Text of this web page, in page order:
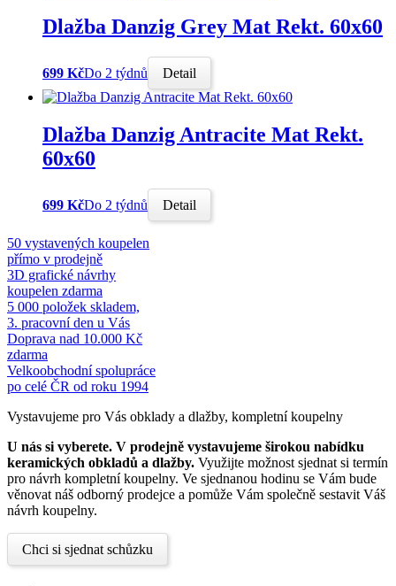
Dlažba Danzig Grey Mat Rekt. 60x60
699 KčDo 2 týdnů Detail
Dlažba Danzig Antracite Mat Rekt.
60x60
699 KčDo 2 týdnů Detail
50 vystavených koupelen
přímo v prodejně
3D grafické návrhy
koupelen zdarma
5 000 položek skladem,
3. pracovní den u Vás
Doprava nad 10.000 Kč
zdarma
Velkoobchodní spolupráce
po celé ČR od roku 1994
Vystavujeme pro Vás obklady a dlažby, kompletní koupelny
U nás si vyberete. V prodejně vystavujeme širokou nabídku
keramických obkladů a dlažby. Využijte možnost sjednat si termín
pro návrh kompletní koupelny. Ve sjednanou hodinu se Vám bude
věnovat náš odborný prodejce a pomůže Vám společně sestavit Váš
návrh koupelny.
Chci si sjednat schůzku